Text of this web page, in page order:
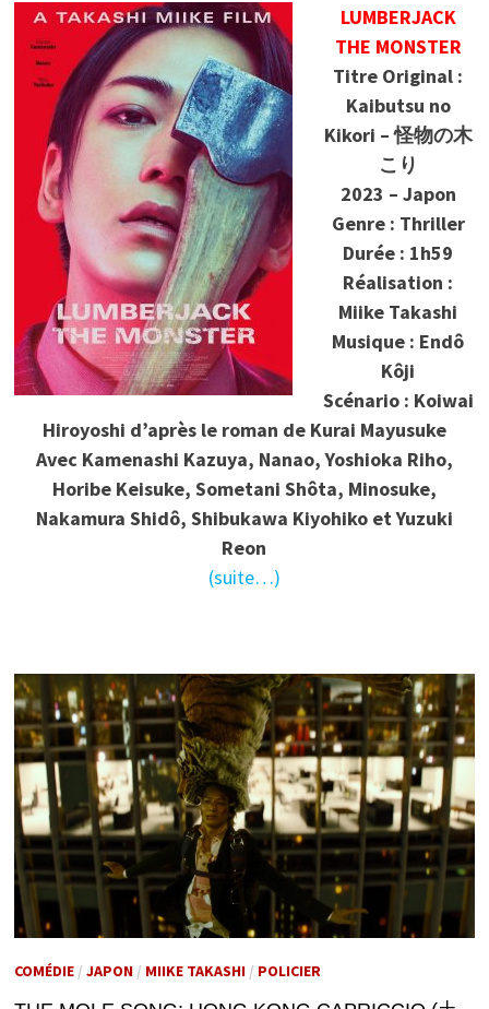
LUMBERJACK
THE MONSTER
Titre Original :
Kaibutsu no
Kikori – 怪物の木
こり
2023 – Japon
Genre : Thriller
Durée : 1h59
Réalisation :
Miike Takashi
Musique : Endô
Kôji
Scénario : Koiwai
Hiroyoshi d’après le roman de Kurai Mayusuke
Avec Kamenashi Kazuya, Nanao, Yoshioka Riho,
Horibe Keisuke, Sometani Shôta, Minosuke,
Nakamura Shidô, Shibukawa Kiyohiko et Yuzuki
Reon
(suite…)
COMÉDIE/ JAPON/ MIIKE TAKASHI/ POLICIER